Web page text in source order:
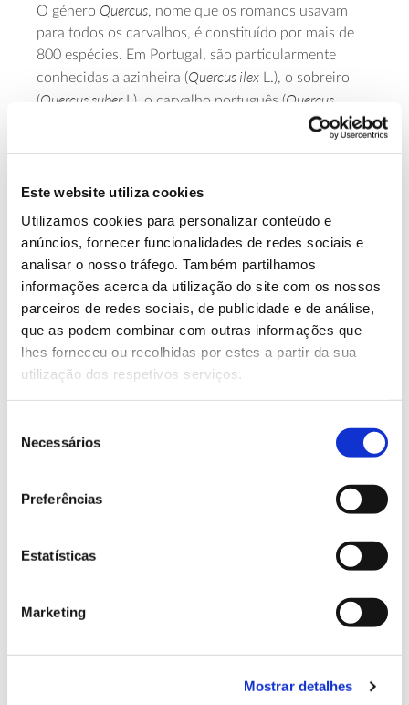
Este website utiliza cookies
Utilizamos cookies para personalizar conteúdo e
anúncios, fornecer funcionalidades de redes sociais e
analisar o nosso tráfego. Também partilhamos
informações acerca da utilização do site com os nossos
parceiros de redes sociais, de publicidade e de análise,
que as podem combinar com outras informações que
lhes forneceu ou recolhidas por estes a partir da sua
utilização dos respetivos serviços.
Necessários
Preferências
Estatísticas
Marketing
Mostrar detalhes
O género Quercus, nome que os romanos usavam
para todos os carvalhos, é constituído por mais de
800 espécies. Em Portugal, são particularmente
conhecidas a azinheira (Quercus ilex L.), o sobreiro
(Quercus suberL), o carvalho português (Quercus
Lam.) e o carvalho-alvarinho ou roble
Magrebinas) ou concentram aqui a sua distribuição.
Fazem parte de um conjunto de espécies autóctones
típicas das comunidades de azereiro (Prunus lusitanica
subsp.lusitanica) e adelfeira (Rhododendron ponticum
subsp. baeticum), plantas relíquias da vegetação
nativa da Península Ibérica cujoshabitatso projecto
Life-Relict pretende recuperar.
Ao longo do manual são descritas as características
das espécies de
identificadas, seguindo-se o
armazenamento de sementes e para a multiplicação
e cultivo em viveiro. No final, é possível consultar
necessários para estas operações, como estufas e
Os conteúdos do manual resultam da multiplicação
últimos dois anos nas instalações da Cicytex, no